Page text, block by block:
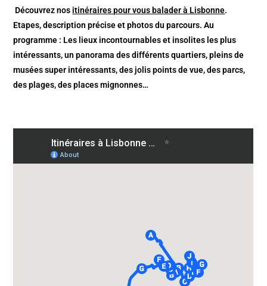
Découvrez nos itinéraires pour vous balader à Lisbonne.
Etapes, description précise et photos du parcours. Au
programme : Les lieux incontournables et insolites les plus
intéressants, un panorama des différents quartiers, pleins de
musées super intéressants, des jolis points de vue, des parcs,
des plages, des places mignonnes…